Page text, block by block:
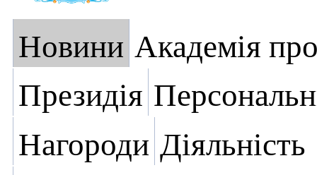
Новини Академія
Президія
Нагороди Діяльність